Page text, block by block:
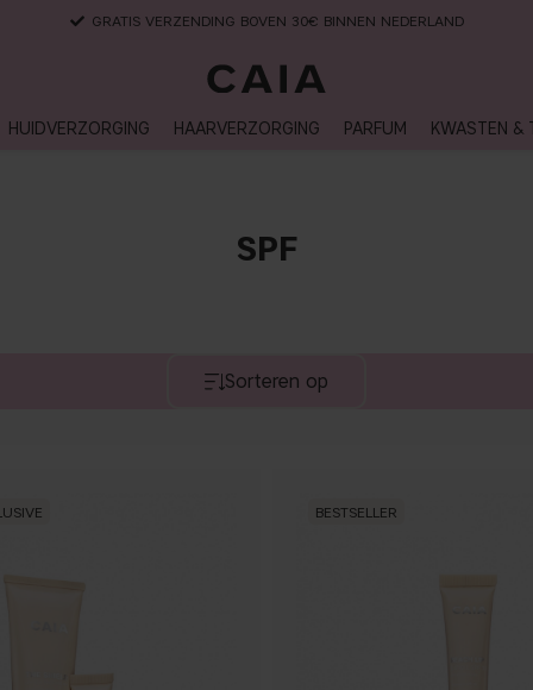
GRATIS VERZENDING BOVEN 30€ BINNEN NEDERLAND
HUIDVERZORGING HAARVERZORGING PARFUM KWASTEN &
SPF
Sorteren op
BESTSELLER